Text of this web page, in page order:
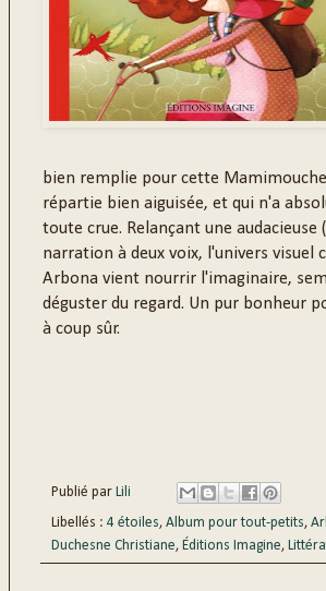
bien remplie pour cette
répartie bien aiguisée, et qui n'a
toute crue. Relançant une
narration à deux voix, l'univers visuel
Arbona vient nourrir l'imaginaire,
déguster du regard. Un pur bonheur
à coup sûr.
Publié par Lili
Libellés : 4 étoiles, Album pour tout-petits,
Duchesne Christiane, Éditions Imagine,